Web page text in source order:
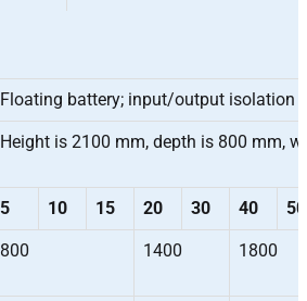
Floating battery; input/output isolation
Height is 2100 mm, depth is 800 mm,
5 10 15 20 30 40 50
800 1400 1800